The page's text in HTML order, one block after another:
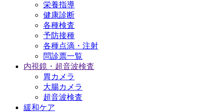
栄養指導
健康診断
各種検査
予防接種
各種点滴・注射
問診票一覧
内視鏡・超音波検査
胃カメラ
大腸カメラ
超音波検査
緩和ケア